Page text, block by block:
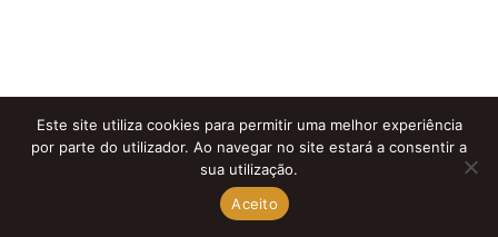
Este site utiliza cookies para permitir uma melhor experiência
por parte do utilizador. Ao navegar no site estará a consentir a
sua utilização.
Aceito